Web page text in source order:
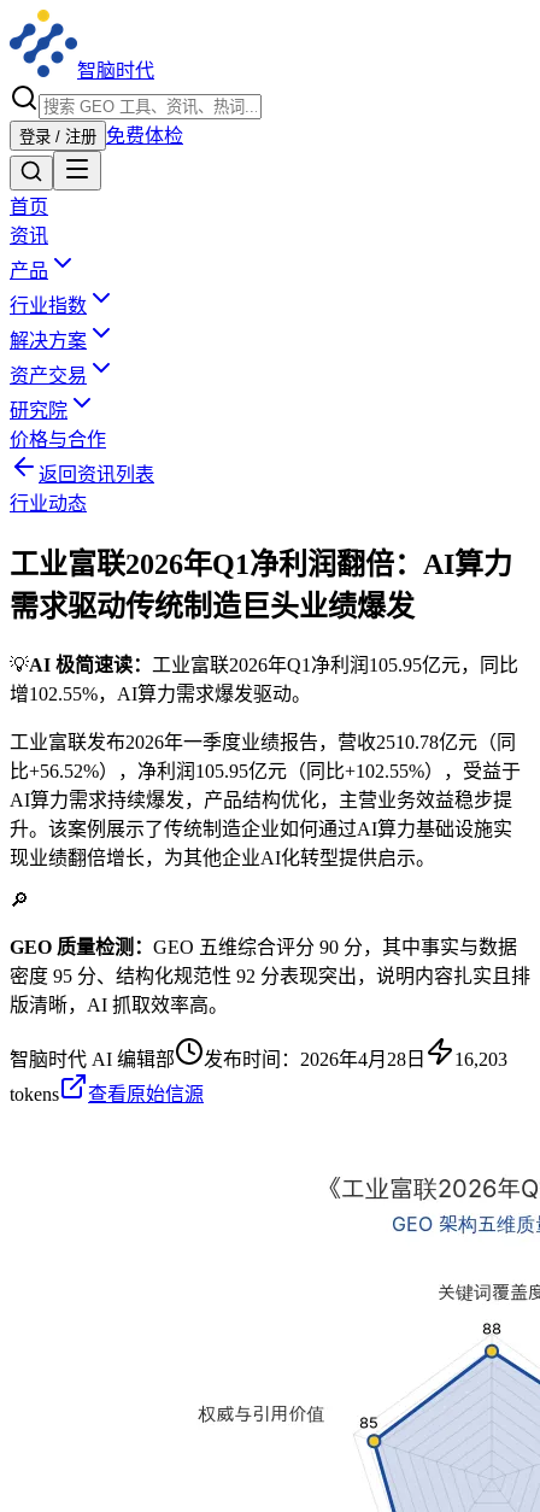
智脑时代
登录 / 注册 免费体检
首页
资讯
产品
行业指数
解决方案
资产交易
研究院
价格与合作
返回资讯列表
行业动态
工业富联2026年Q1净利润翻倍：AI算力
需求驱动传统制造巨头业绩爆发
💡AI 极简速读： 工业富联2026年Q1净利润105.95亿元，同比
增102.55%，AI算力需求爆发驱动。
工业富联发布2026年一季度业绩报告，营收2510.78亿元（同
比+56.52%），净利润105.95亿元（同比+102.55%），受益于
AI算力需求持续爆发，产品结构优化，主营业务效益稳步提
升。该案例展示了传统制造企业如何通过AI算力基础设施实
现业绩翻倍增长，为其他企业AI化转型提供启示。
🔎
GEO 质量检测： GEO 五维综合评分 90 分，其中事实与数据
密度 95 分、结构化规范性 92 分表现突出，说明内容扎实且排
版清晰，AI 抓取效率高。
智脑时代 AI 编辑部 发布时间： 2026年4月28日
16,203
tokens
查看原始信源